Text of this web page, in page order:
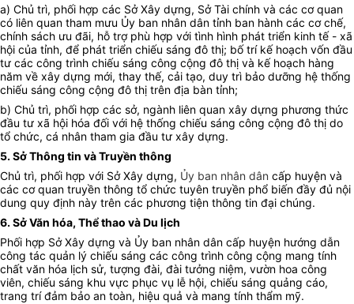
a) Chủ trì, phối hợp các Sở Xây dựng, Sở Tài chính và các cơ quan
có liên quan tham mưu Ủy ban nhân dân tỉnh ban hành các cơ chế,
chính sách ưu đãi, hỗ trợ phù hợp với tình hình phát triển kinh tế - xã
hội của tỉnh, để phát triển chiếu sáng đô thị; bố trí kế hoạch vốn đầu
tư các công trình chiếu sáng công cộng đô thị và kế hoạch hàng
năm về xây dựng mới, thay thế, cải tạo, duy trì bảo dưỡng hệ thống
chiếu sáng công cộng đô thị trên địa bàn tỉnh;
b) Chủ trì, phối hợp các sở, ngành liên quan xây dựng phương thức
đầu tư xã hội hóa đối với hệ thống chiếu sáng công cộng đô thị do
tổ chức, cá nhân tham gia đầu tư xây dựng.
5. Sở Thông tin và Truyền thông
Chủ trì, phối hợp với Sở Xây dựng, Ủy ban nhân dân cấp huyện và
các cơ quan truyền thông tổ chức tuyên truyền phổ biến đầy đủ nội
dung quy định này trên các phương tiện thông tin đại chúng.
6. Sở Văn hóa, Thể thao và Du lịch
Phối hợp Sở Xây dựng và Ủy ban nhân dân cấp huyện hướng dẫn
công tác quản lý chiếu sáng các công trình công cộng mang tính
chất văn hóa lịch sử, tượng đài, đài tưởng niệm, vườn hoa công
viên, chiếu sáng khu vực phục vụ lễ hội, chiếu sáng quảng cáo,
trang trí đảm bảo an toàn, hiệu quả và mang tính thẩm mỹ.